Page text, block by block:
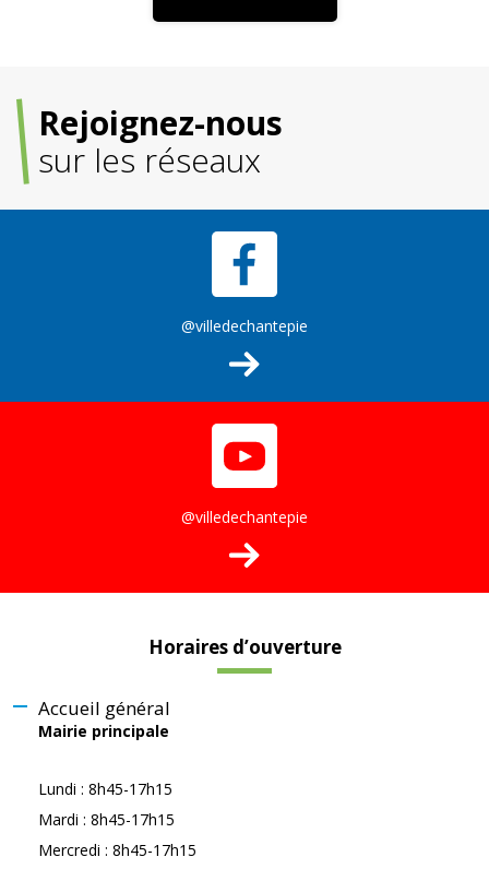
Rejoignez-nous
sur les réseaux
@villedechantepie
@villedechantepie
Horaires d’ouverture
Accueil général
Mairie principale
Lundi : 8h45-17h15
Mardi : 8h45-17h15
Mercredi : 8h45-17h15